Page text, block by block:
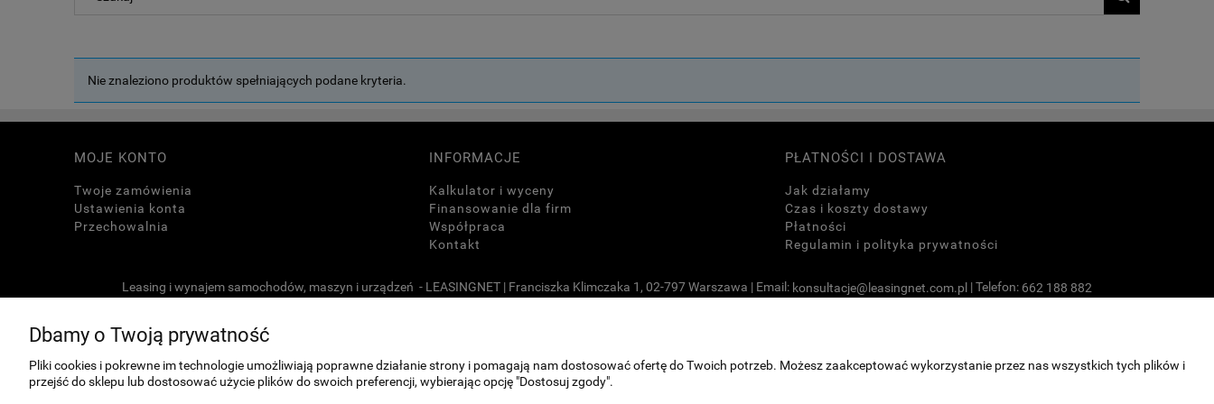
Nie znaleziono produktów spełniających podane kryteria.
MOJE KONTO
Twoje zamówienia
Ustawienia konta
Przechowalnia
INFORMACJE
Kalkulator i wyceny
Finansowanie dla firm
Współpraca
Kontakt
PŁATNOŚCI I DOSTAWA
Jak działamy
Czas i koszty dostawy
Płatności
Regulamin i polityka prywatności
Leasing i wynajem samochodów, maszyn i urządzeń - LEASINGNET | Franciszka Klimczaka 1, 02-797 Warszawa | Email: konsultacje@leasingnet.com.pl | Telefon: 662 188 882
Dbamy o Twoją prywatność
Pliki cookies i pokrewne im technologie umożliwiają poprawne działanie strony i pomagają nam dostosować ofertę do Twoich potrzeb. Możesz zaakceptować wykorzystanie przez nas wszystkich tych plików i
przejść do sklepu lub dostosować użycie plików do swoich preferencji, wybierając opcję "Dostosuj zgody".